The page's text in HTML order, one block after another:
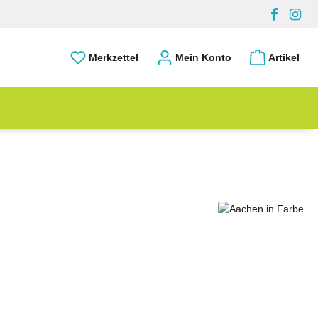
Merkzettel Mein Konto Artikel